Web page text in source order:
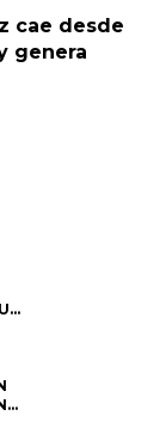
cae desde
genera